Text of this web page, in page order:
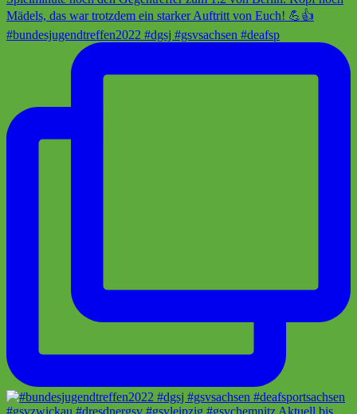
#bundesjugendtreffen2022 #dgsj #gsvsachsen #deafsp